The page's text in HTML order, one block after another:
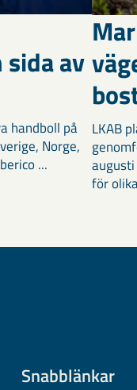
av
handboll på
Norge,
...
LKAB
för
Snabblänkar